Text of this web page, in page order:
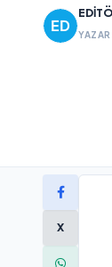
X